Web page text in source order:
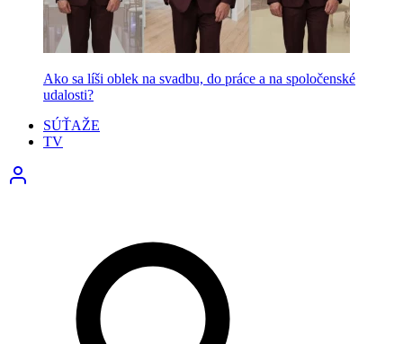
Ako sa líši oblek na svadbu, do práce a na spoločenské
udalosti?
SÚŤAŽE
TV